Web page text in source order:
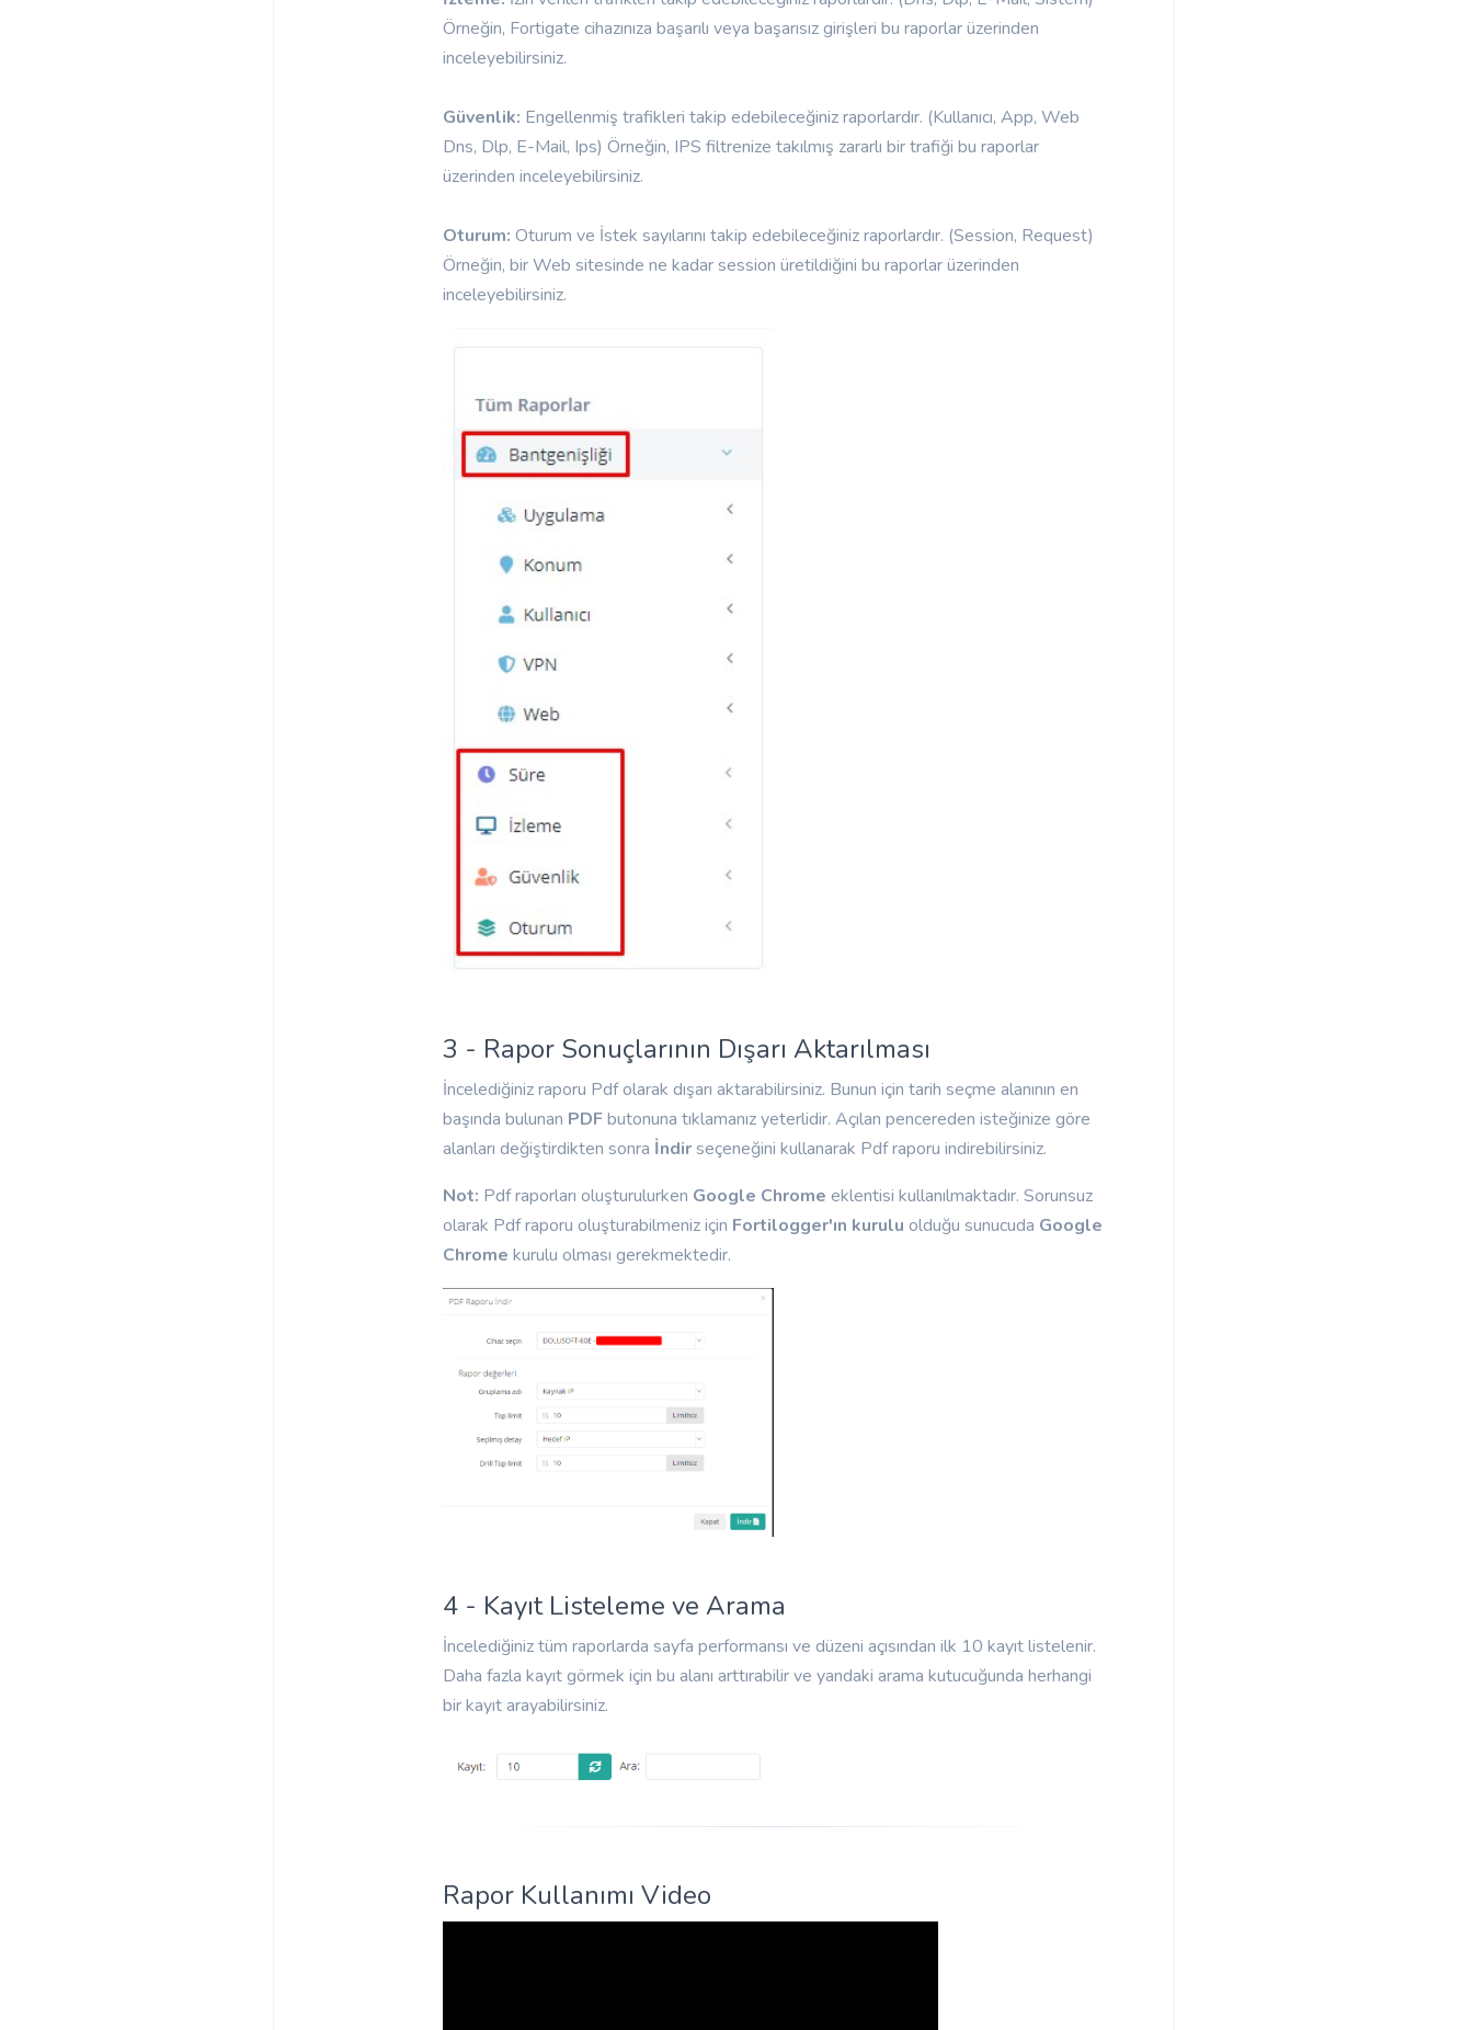
Örneğin, Fortigate cihazınıza başarılı veya başarısız girişleri bu raporlar üzerinden
inceleyebilirsiniz.
Güvenlik: Engellenmiş trafikleri takip edebileceğiniz raporlardır. (Kullanıcı, App, Web
Dns, Dlp, E-Mail, Ips) Örneğin, IPS filtrenize takılmış zararlı bir trafiği bu raporlar
üzerinden inceleyebilirsiniz.
Oturum:Oturum ve İstek sayılarını takip edebileceğiniz raporlardır. (Session, Request)
Örneğin, bir Web sitesinde ne kadar session üretildiğini bu raporlar üzerinden
inceleyebilirsiniz.
3 - Rapor Sonuçlarının Dışarı Aktarılması
İncelediğiniz raporu Pdf olarak dışarı aktarabilirsiniz. Bunun için tarih seçme alanının en
başında bulunan PDFbutonuna tıklamanız yeterlidir. Açılan pencereden isteğinize göre
alanları değiştirdikten sonra İndirseçeneğini kullanarak Pdf raporu indirebilirsiniz.
Not: Pdf raporları oluşturulurken Google Chrome eklentisi kullanılmaktadır. Sorunsuz
olarak Pdf raporu oluşturabilmeniz için Fortilogger'ın kuruluolduğu sunucuda Google
Chromekurulu olması gerekmektedir.
4 - Kayıt Listeleme ve Arama
İncelediğiniz tüm raporlarda sayfa performansı ve düzeni açısından ilk 10 kayıt listelenir.
Daha fazla kayıt görmek için bu alanı arttırabilir ve yandaki arama kutucuğunda herhangi
bir kayıt arayabilirsiniz.
Rapor Kullanımı Video